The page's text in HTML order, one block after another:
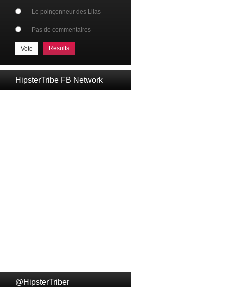
Le poinçonneur des Lilas
Pas de commentaires
Results
HipsterTribe FB Network
@HipsterTriber